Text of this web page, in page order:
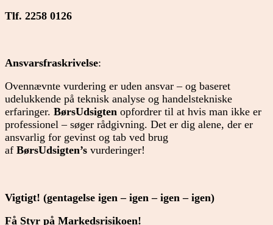
Tlf. 2258 0126
Ansvarsfraskrivelse:
Ovennævnte vurdering er uden ansvar – og baseret
udelukkende på teknisk analyse og handelstekniske
erfaringer. BørsUdsigten opfordrer til at hvis man ikke er
professionel – søger rådgivning. Det er dig alene, der er
ansvarlig for gevinst og tab ved brug
af BørsUdsigten’s vurderinger!
Vigtigt! (gentagelse igen – igen – igen – igen)
Få Styr på Markedsrisikoen!